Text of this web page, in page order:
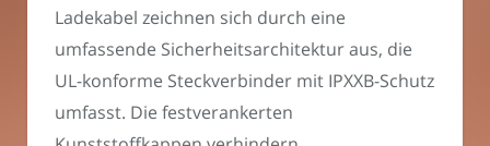
Ladekabel zeichnen sich durch eine
umfassende Sicherheitsarchitektur aus, die
UL-konforme Steckverbinder mit IPXXB-Schutz
umfasst. Die festverankerten